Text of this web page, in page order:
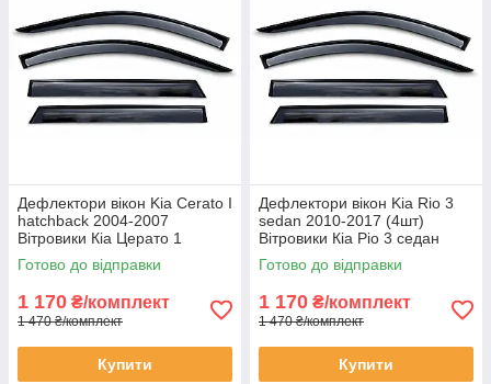
Дефлектори вікон Kia Cerato I
hatchback 2004-2007
Вітровики Кіа Церато 1
хетчбек дефлектори 4шт
Готово до відправки
1 170 ₴/комплект
1 470 ₴/комплект
Купити
Дефлектори вікон Kia Rio 3
sedan 2010-2017 (4шт)
Вітровики Кіа Ріо 3 седан
дефлектори 4шт
Готово до відправки
1 170 ₴/комплект
1 470 ₴/комплект
Купити